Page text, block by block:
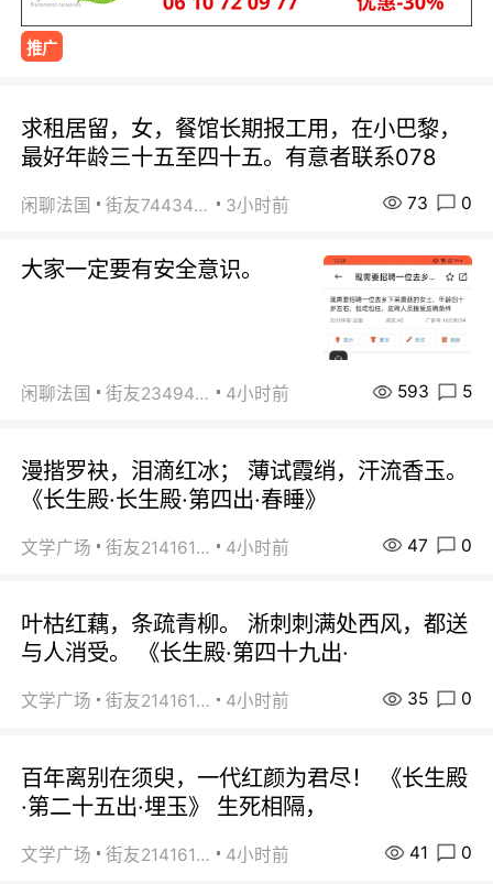
推广
求租居留，女，餐馆长期报工用，在小巴黎，
最好年龄三十五至四十五。有意者联系078
闲聊法国 街友74434350 3小时前 73 0
大家一定要有安全意识。
闲聊法国 街友23494008 4小时前 593 5
漫揩罗袂，泪滴红冰； 薄试霞绡，汗流香玉。
《长生殿·长生殿·第四出·春睡》
文学广场 街友21416156 4小时前 47 0
叶枯红藕，条疏青柳。 淅刺刺满处西风，都送
与人消受。 《长生殿·第四十九出·
文学广场 街友21416156 4小时前 35 0
百年离别在须臾，一代红颜为君尽！ 《长生殿
·第二十五出·埋玉》 生死相隔，
文学广场 街友21416156 4小时前 41 0